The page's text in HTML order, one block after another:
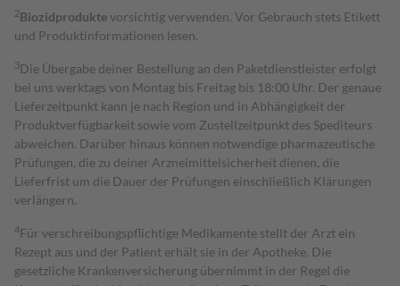
2Biozidproduktevorsichtig verwenden. Vor Gebrauch stets Etikett
und Produktinformationen lesen.
3Die Übergabe deiner Bestellung an den Paketdienstleister erfolgt
bei uns werktags von Montag bis Freitag bis 18:00 Uhr. Der genaue
Lieferzeitpunkt kann je nach Region und in Abhängigkeit der
Produktverfügbarkeit sowie vom Zustellzeitpunkt des Spediteurs
abweichen. Darüber hinaus können notwendige pharmazeutische
Prüfungen, die zu deiner Arzneimittelsicherheit dienen, die
Lieferfrist um die Dauer der Prüfungen einschließlich Klärungen
verlängern.
4Für verschreibungspflichtige Medikamente stellt der Arzt ein
Rezept aus und der Patient erhält sie in der Apotheke. Die
gesetzliche Krankenversicherung übernimmt in der Regel die